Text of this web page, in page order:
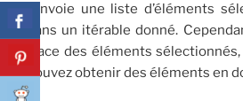
renvoie une liste d’éléments
dans un itérable donné.
trace des éléments
pouvez obtenir des éléments en